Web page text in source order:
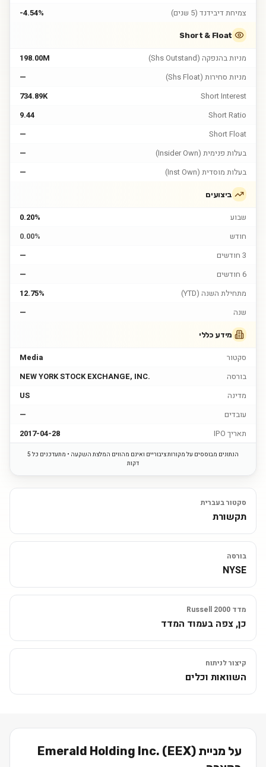
צמיחת דיבידנד (5 שנים)
-4.54%
Short & Float
מניות בהנפקה (Shs Outstand)
198.00M
מניות סחירות (Shs Float)
—
Short Interest
734.89K
Short Ratio
9.44
Short Float
—
בעלות פנימית (Insider Own)
—
בעלות מוסדית (Inst Own)
—
ביצועים
שבוע
0.20%
חודש
0.00%
3 חודשים
—
6 חודשים
—
מתחילת השנה (YTD)
12.75%
שנה
—
מידע כללי
סקטור
Media
בורסה
NEW YORK STOCK EXCHANGE, INC.
מדינה
US
עובדים
—
תאריך IPO
2017-04-28
הנתונים מבוססים על מקורות ציבוריים ואינם מהווים המלצת השקעה • מתעדכנים כל 5
דקות
סקטור בעברית
תקשורת
בורסה
NYSE
מדד Russell 2000
כן, צפה בעמוד המדד
קיצור לניתוח
השוואות וכלים
על מניית Emerald Holding Inc. (EEX)